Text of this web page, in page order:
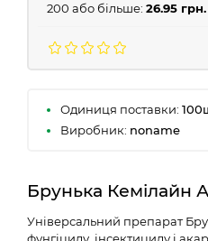
200 або більше: 26.95 грн.
Одиниця поставки:
Виробник: noname
Брунька Кемілайн
Універсальний препарат
фунгіциду, інсектициду і